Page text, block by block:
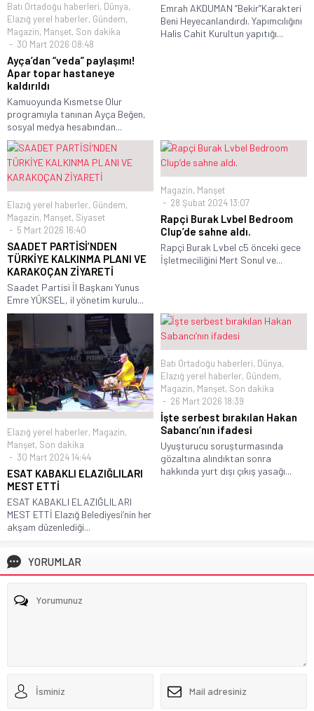
Batı Ortadoğu haberleri, Dünya,
Elazığ yerel haberler, Gündem,
Magazin, Manşet, Son dakika
30 Mart 2026 08:48
Ayça’dan “veda” paylaşımı!
Apar topar hastaneye
kaldırıldı
Kamuoyunda Kısmetse Olur
programıyla tanınan Ayça Beğen,
sosyal medya hesabından...
Emrah AKDUMAN “Bekir”Karakteri
Beni Heyecanlandırdı. Yapımcılığını
Halis Cahit Kurultun yapıtığı...
Elazığ yerel haberler, Gündem,
Magazin, Manşet, Siyaset
5 Mart 2026 16:40
SAADET PARTİSİ’NDEN
TÜRKİYE KALKINMA PLANI VE
KARAKOÇAN ZİYARETİ
Saadet Partisi İl Başkanı Yunus
Emre YÜKSEL, il yönetim kurulu...
Magazin, Manşet
28 Şubat 2024 13:07
Rapçi Burak Lvbel Bedroom
Clup’de sahne aldı.
Rapçi Burak Lvbel c5 önceki gece
İşletmeciliğini Mert Sonul ve...
Elazığ yerel haberler, Magazin,
Manşet, Son dakika
30 Mart 2024 14:44
ESAT KABAKLI ELAZIĞLILARI
MEST ETTİ
ESAT KABAKLI ELAZIĞLILARI
MEST ETTİ Elazığ Belediyesi’nin her
akşam düzenlediği...
Batı Ortadoğu haberleri, Dünya,
Elazığ yerel haberler, Gündem,
Magazin, Manşet, Son dakika
26 Mart 2026 18:39
İşte serbest bırakılan Hakan
Sabancı’nın ifadesi
Uyuşturucu soruşturmasında
gözaltına alındıktan sonra
hakkında yurt dışı çıkış yasağı...
YORUMLAR